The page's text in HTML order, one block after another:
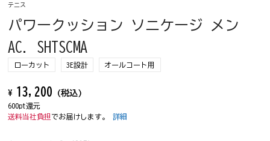
テニス
パワークッション ソニケージ メン
AC. SHTSCMA
ローカット 3E設計 オールコート用
¥ 13,200 (税込)
600pt還元
送料当社負担 でお届けします。詳細